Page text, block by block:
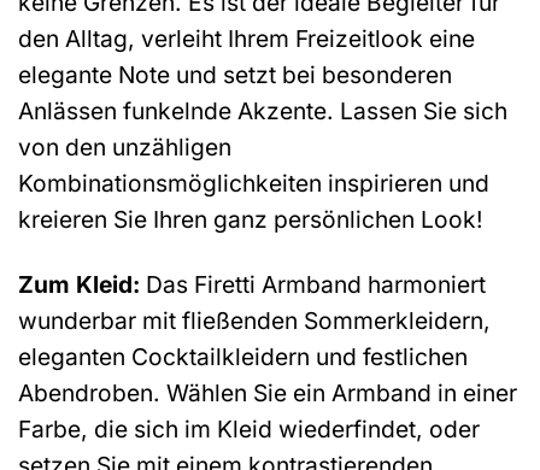
den Alltag, verleiht Ihrem Freizeitlook eine
elegante Note und setzt bei besonderen
Anlässen funkelnde Akzente. Lassen Sie sich
von den unzähligen
Kombinationsmöglichkeiten inspirieren und
kreieren Sie Ihren ganz persönlichen Look!
Zum Kleid: Das Firetti Armband harmoniert
wunderbar mit fließenden Sommerkleidern,
eleganten Cocktailkleidern und festlichen
Abendroben. Wählen Sie ein Armband in einer
Farbe, die sich im Kleid wiederfindet, oder